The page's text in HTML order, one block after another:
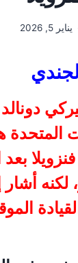
يناير 5, 2026
لكنه أشار